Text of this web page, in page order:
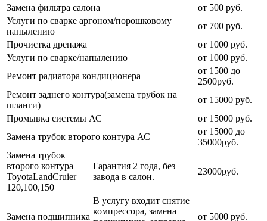
Замена фильтра салона
от 500 руб.
Услуги по сварке аргоном/порошковому
напылению
от 700 руб.
Прочистка дренажа
от 1000 руб.
Услуги по сварке/напылению
от 1000 руб.
Ремонт радиатора кондиционера
от 1500 до
2500руб.
Ремонт заднего контура(замена трубок на
шланги)
от 15000 руб.
Промывка системы АС
от 15000 руб.
Замена трубок второго контура АС
от 15000 до
35000руб.
Замена трубок
второго контура
ToyotaLandCruier
120,100,150
Гарантия 2 года, без
завода в салон.
23000руб.
Замена подшипника
В услугу входит снятие
компрессора, замена
от 5000 руб.